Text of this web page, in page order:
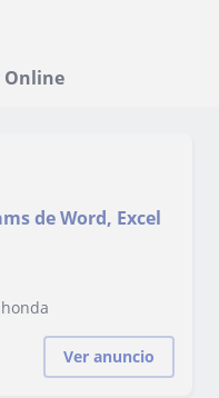
Online
de Word, Excel
Ver anuncio